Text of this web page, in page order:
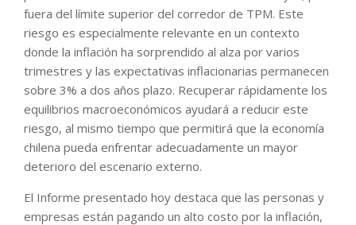
fuera del límite superior del corredor de TPM. Este
riesgo es especialmente relevante en un contexto
donde la inflación ha sorprendido al alza por varios
trimestres y las expectativas inflacionarias permanecen
sobre 3% a dos años plazo. Recuperar rápidamente los
equilibrios macroeconómicos ayudará a reducir este
riesgo, al mismo tiempo que permitirá que la economía
chilena pueda enfrentar adecuadamente un mayor
deterioro del escenario externo.
El Informe presentado hoy destaca que las personas y
empresas están pagando un alto costo por la inflación,